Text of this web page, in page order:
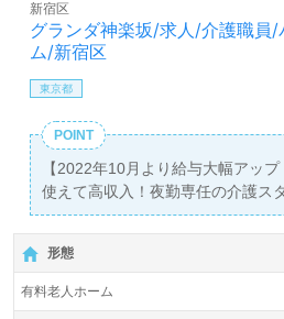
グランダ神楽坂/求人/介護職員
ム/新宿区
新宿区
東京都
POINT
【2022年10月より給与大幅アッ
使えて高収入！夜勤専任の介護ス
ートや趣味との両立やＷワークも
がら、ライフスタイルにあわせて
員登用でキャリアアップ可能★夜
社員と同様の資格支援制度や福利
形態
有料老人ホーム